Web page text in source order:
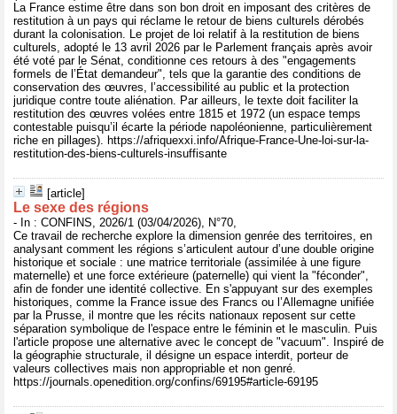
La France estime être dans son bon droit en imposant des critères de
restitution à un pays qui réclame le retour de biens culturels dérobés
durant la colonisation. Le projet de loi relatif à la restitution de biens
culturels, adopté le 13 avril 2026 par le Parlement français après avoir
été voté par le Sénat, conditionne ces retours à des "engagements
formels de l’État demandeur", tels que la garantie des conditions de
conservation des œuvres, l’accessibilité au public et la protection
juridique contre toute aliénation. Par ailleurs, le texte doit faciliter la
restitution des œuvres volées entre 1815 et 1972 (un espace temps
contestable puisqu’il écarte la période napoléonienne, particulièrement
riche en pillages). https://afriquexxi.info/Afrique-France-Une-loi-sur-la-
restitution-des-biens-culturels-insuffisante
[article]
Le sexe des régions
- In : CONFINS, 2026/1 (03/04/2026), N°70,
Ce travail de recherche explore la dimension genrée des territoires, en
analysant comment les régions s’articulent autour d’une double origine
historique et sociale : une matrice territoriale (assimilée à une figure
maternelle) et une force extérieure (paternelle) qui vient la "féconder",
afin de fonder une identité collective. En s'appuyant sur des exemples
historiques, comme la France issue des Francs ou l’Allemagne unifiée
par la Prusse, il montre que les récits nationaux reposent sur cette
séparation symbolique de l'espace entre le féminin et le masculin. Puis
l'article propose une alternative avec le concept de "vacuum". Inspiré de
la géographie structurale, il désigne un espace interdit, porteur de
valeurs collectives mais non appropriable et non genré.
https://journals.openedition.org/confins/69195#article-69195